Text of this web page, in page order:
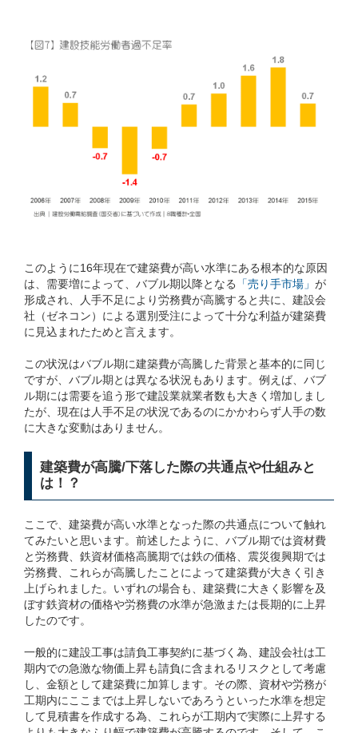
このように16年現在で建築費が高い水準にある根本的な原因
は、需要増によって、バブル期以降となる
「売り手市場」 が
形成され、人手不足により労務費が高騰すると共に、建設会
社（ゼネコン）による選別受注によって十分な利益が建築費
に見込まれたためと言えます。
この状況はバブル期に建築費が高騰した背景と基本的に同じ
ですが、バブル期とは異なる状況もあります。例えば、バブ
ル期には需要を追う形で建設業就業者数も大きく増加しまし
たが、現在は人手不足の状況であるのにかかわらず人手の数
に大きな変動はありません。
建築費が高騰/下落した際の共通点や仕組みと
は！？
ここで、建築費が高い水準となった際の共通点について触れ
てみたいと思います。前述したように、バブル期では資材費
と労務費、鉄資材価格高騰期では鉄の価格、震災復興期では
労務費、これらが高騰したことによって建築費が大きく引き
上げられました。いずれの場合も、建築費に大きく影響を及
ぼす鉄資材の価格や労務費の水準が急激または長期的に上昇
したのです。
一般的に建設工事は請負工事契約に基づく為、建設会社は工
期内での急激な物価上昇も請負に含まれるリスクとして考慮
し、金額として建築費に加算します。その際、資材や労務が
工期内にここまでは上昇しないであろうといった水準を想定
して見積書を作成する為、これらが工期内で実際に上昇する